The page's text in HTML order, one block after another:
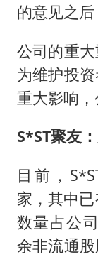
的意见之后
公司的重
为维护投
重大影响，
S*ST聚友
目前，
家，其中
数量占公
余非流通